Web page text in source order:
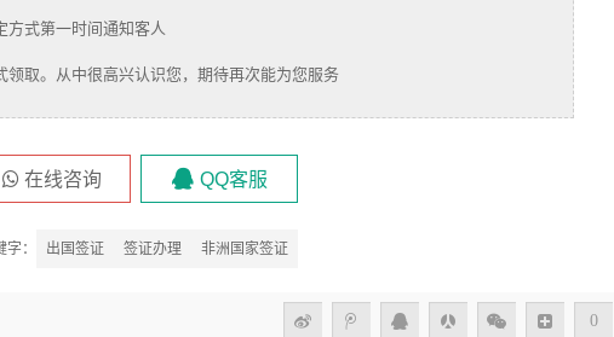
式第一时间通知客人
取。从中很高兴认识您，期待再次能为您服务
在线咨询 QQ客服
字： 出国签证 签证办理 非洲国家签证
0